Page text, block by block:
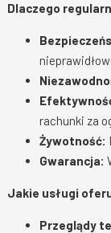
Dlaczego
rachunki za
Żywotność:
Gwarancja:
Jakie usługi
Przeglądy